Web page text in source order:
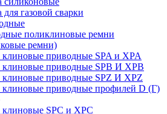
для газовой сварки
поликлиновые ремни
ремни)
приводные SPA и XPA
приводные SPB И XPB
приводные SPZ И XPZ
приводные профилей D (Г)
SPC и XPC